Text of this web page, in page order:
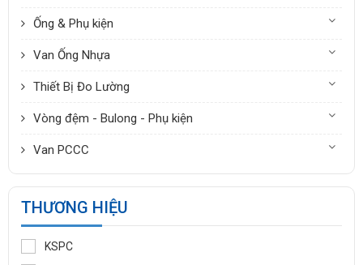
Ống & Phụ kiện
Van Ống Nhựa
Thiết Bị Đo Lường
Vòng đệm - Bulong - Phụ kiện
Van PCCC
THƯƠNG HIỆU
KSPC